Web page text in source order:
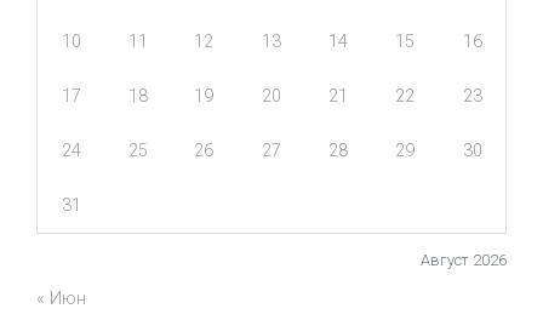
Август 2026
10 11 12 13 14 15 16
17 18 19 20 21 22 23
24 25 26 27 28 29 30
31
« Июн